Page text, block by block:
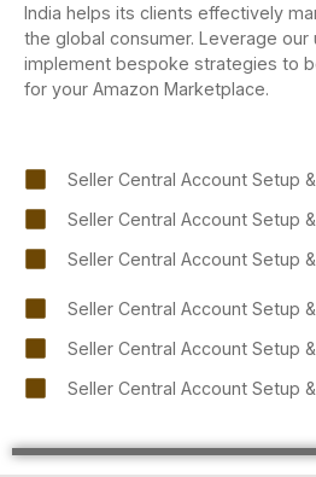
India helps its clients effectively
the global consumer. Leverage our
implement bespoke strategies to
for your Amazon Marketplace.
Seller Central Account Setup
Seller Central Account Setup
Seller Central Account Setup
Seller Central Account Setup
Seller Central Account Setup
Seller Central Account Setup